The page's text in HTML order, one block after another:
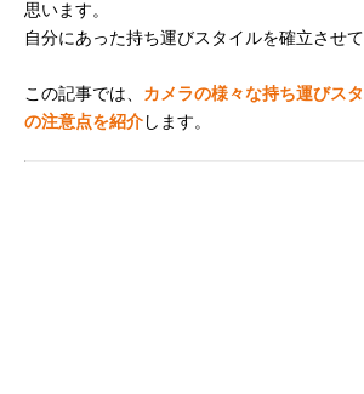
思います。
自分にあった持ち運びスタイルを確立させ
この記事では、 カメラの様々な持ち運びス
の注意点を紹介します。